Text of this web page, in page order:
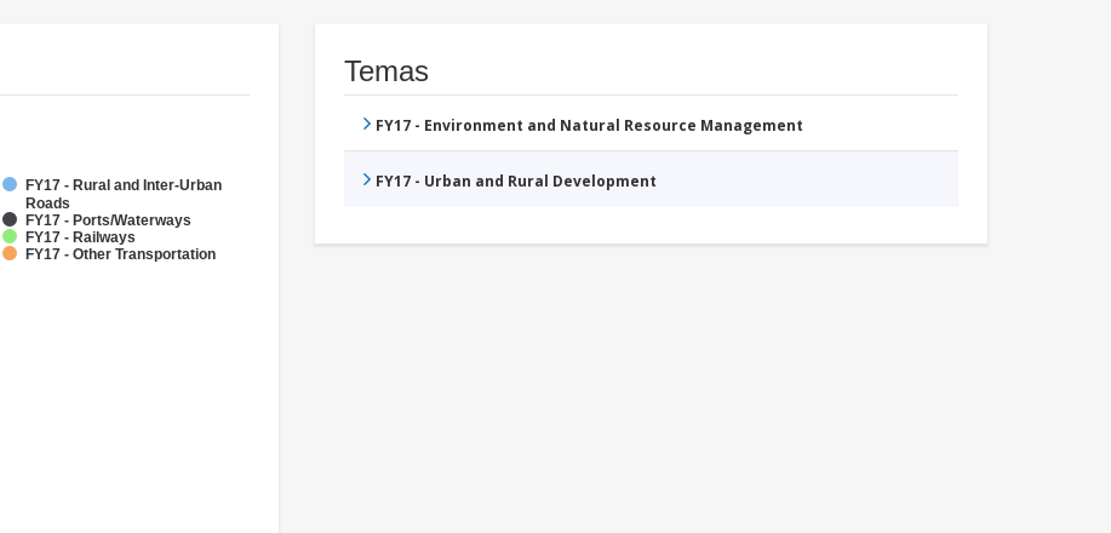
FY17 - Rural and Inter-Urban
Roads
FY17 - Ports/Waterways
FY17 - Railways
FY17 - Other Transportation
Temas
FY17 - Environment and Natural Resource Management
FY17 - Urban and Rural Development